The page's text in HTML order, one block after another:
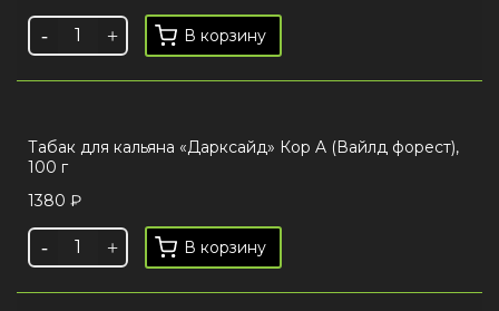
В корзину
Табак для кальяна «Дарксайд» Кор A (Вайлд форест),
100 г
1380 ₽
В корзину